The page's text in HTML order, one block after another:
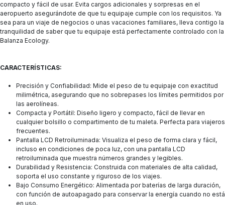
compacto y fácil de usar. Evita cargos adicionales y sorpresas en el
aeropuerto asegurándote de que tu equipaje cumple con los requisitos. Ya
sea para un viaje de negocios o unas vacaciones familiares, lleva contigo la
tranquilidad de saber que tu equipaje está perfectamente controlado con la
Balanza Ecology.
CARACTERÍSTICAS:
Precisión y Confiabilidad: Mide el peso de tu equipaje con exactitud
milimétrica, asegurando que no sobrepases los límites permitidos por
las aerolíneas.
Compacta y Portátil: Diseño ligero y compacto, fácil de llevar en
cualquier bolsillo o compartimento de tu maleta. Perfecta para viajeros
frecuentes.
Pantalla LCD Retroiluminada: Visualiza el peso de forma clara y fácil,
incluso en condiciones de poca luz, con una pantalla LCD
retroiluminada que muestra números grandes y legibles.
Durabilidad y Resistencia: Construida con materiales de alta calidad,
soporta el uso constante y riguroso de los viajes.
Bajo Consumo Energético: Alimentada por baterías de larga duración,
con función de autoapagado para conservar la energía cuando no está
en uso.